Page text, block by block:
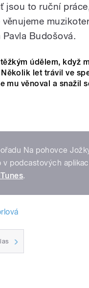
jsou to ruční
Budošová.
údělem, když
let trávil ve
mu věnoval a snažil
Na pohovce
v podcastových
.